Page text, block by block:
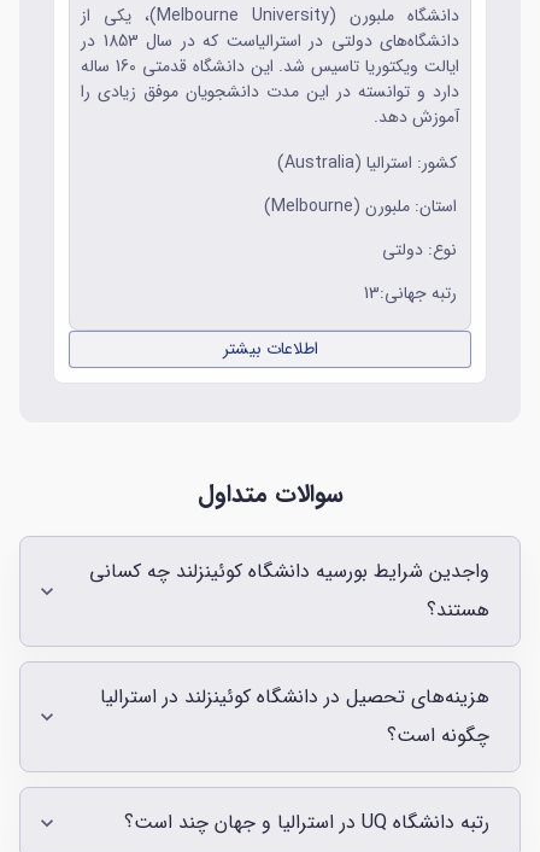
دانشگاه ملبورن (Melbourne University)، یکی از
دانشگاه‌های دولتی در استرالیاست که در سال 1853 در
ایالت ویکتوریا تاسیس شد. این دانشگاه قدمتی 160 ساله
دارد و توانسته در این مدت دانشجویان موفق زیادی را
آموزش دهد.
کشور: استرالیا (Australia)
استان: ملبورن (Melbourne)
نوع: دولتی
رتبه جهانی:13
اطلاعات بیشتر
سوالات متداول
واجدین شرایط بورسیه دانشگاه کوئینزلند چه کسانی
هستند؟
هزینه‌های تحصیل در دانشگاه کوئینزلند در استرالیا
چگونه است؟
رتبه دانشگاه UQ در استرالیا و جهان چند است؟